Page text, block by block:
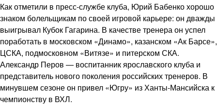
Как отметили в пресс-службе клуба, Юрий Бабенко хорошо
знаком болельщикам по своей игровой карьере: он дважды
выигрывал Кубок Гагарина. В качестве тренера он успел
поработать в московском «Динамо», казанском «Ак Барсе»,
ЦСКА, подмосковном «Витязе» и питерском СКА.
Александр Перов — воспитанник ярославского клуба и
представитель нового поколения российских тренеров. В
минувшем сезоне он привел «Югру» из Ханты-Мансийска к
чемпионству в ВХЛ.